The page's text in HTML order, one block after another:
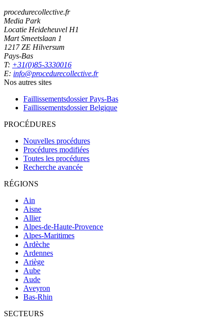
procedurecollective.fr
Media Park
Locatie Heideheuvel H1
Mart Smeetslaan 1
1217 ZE Hilversum
Pays-Bas
T: +31(0)85-3330016
E: info@procedurecollective.fr
Nos autres sites
Faillissementsdossier Pays-Bas
Faillissementsdossier Belgique
PROCÉDURES
Nouvelles procédures
Procédures modifiées
Toutes les procédures
Recherche avancée
RÉGIONS
Ain
Aisne
Allier
Alpes-de-Haute-Provence
Alpes-Maritimes
Ardèche
Ardennes
Ariège
Aube
Aude
Aveyron
Bas-Rhin
SECTEURS